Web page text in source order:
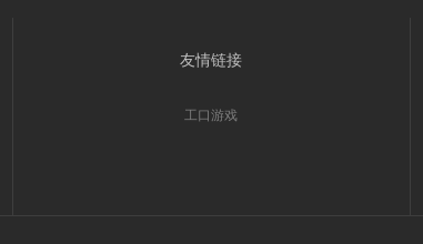
友情链接
工口游戏